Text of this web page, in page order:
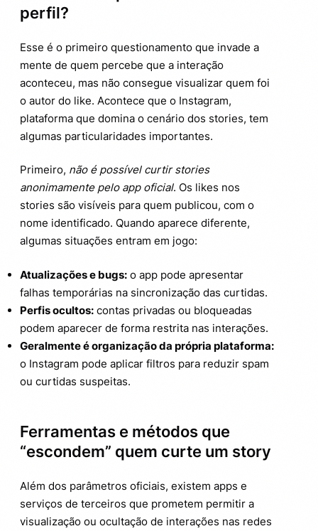
perfil?
Esse é o primeiro questionamento que invade a
mente de quem percebe que a interação
aconteceu, mas não consegue visualizar quem foi
o autor do like. Acontece que o Instagram,
plataforma que domina o cenário dos stories, tem
algumas particularidades importantes.
Primeiro, não é possível curtir stories
anonimamente pelo app oficial. Os likes nos
stories são visíveis para quem publicou, com o
nome identificado. Quando aparece diferente,
algumas situações entram em jogo:
Atualizações e bugs: o app pode apresentar
falhas temporárias na sincronização das curtidas.
Perfis ocultos: contas privadas ou bloqueadas
podem aparecer de forma restrita nas interações.
Geralmente é organização da própria plataforma:
o Instagram pode aplicar filtros para reduzir spam
ou curtidas suspeitas.
Ferramentas e métodos que
“escondem” quem curte um story
Além dos parâmetros oficiais, existem apps e
serviços de terceiros que prometem permitir a
visualização ou ocultação de interações nas redes